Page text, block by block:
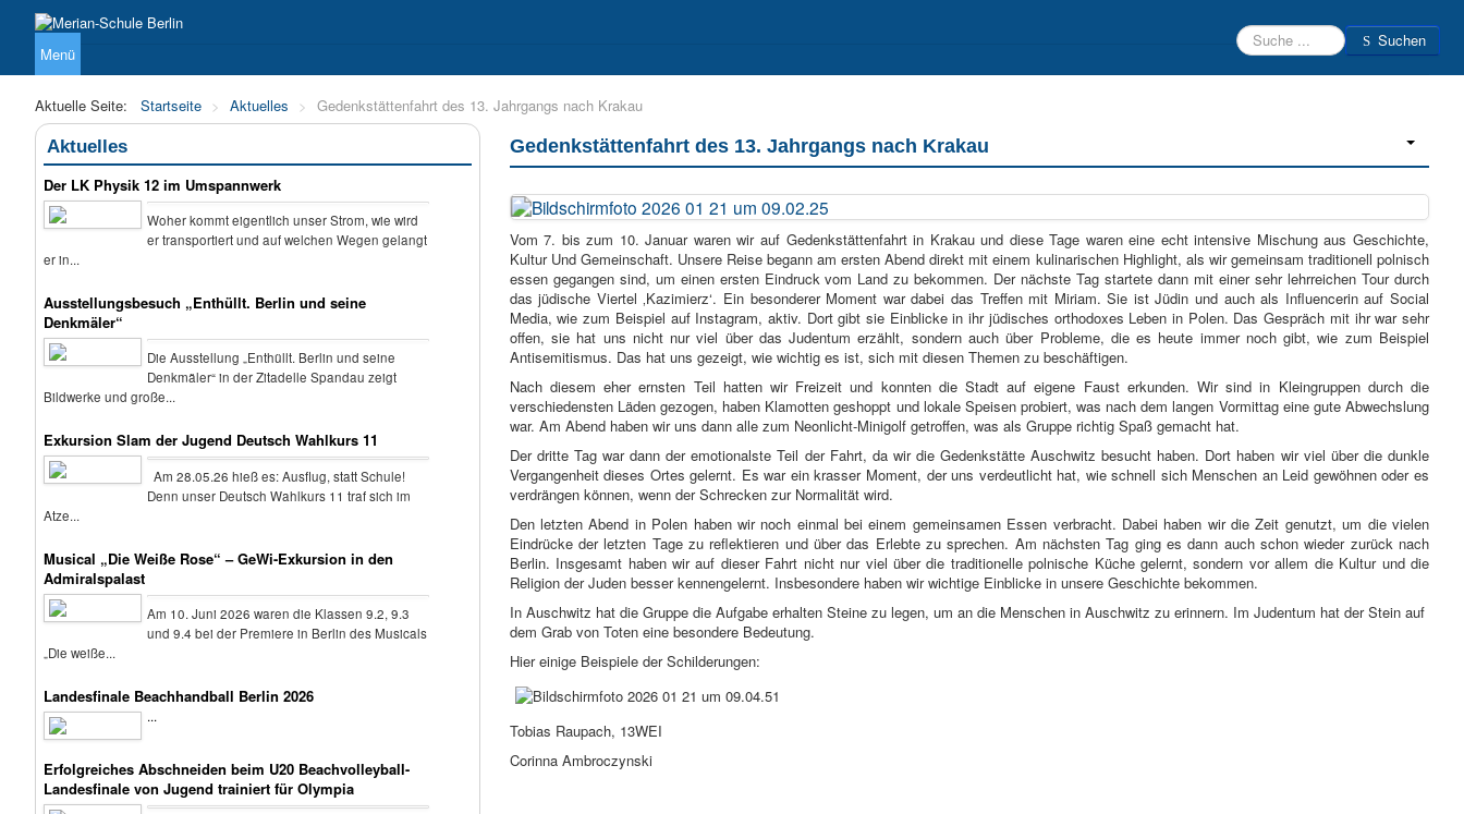
Suchen Suchen
Menü
Aktuelle Seite: Startseite > Aktuelles > Gedenkstättenfahrt des 13. Jahrgangs nach Krakau
Aktuelles
Der LK Physik 12 im Umspannwerk
Woher kommt eigentlich unser Strom, wie wird
er transportiert und auf welchen Wegen gelangt
er in...
Ausstellungsbesuch „Enthüllt. Berlin und seine
Denkmäler“
Die Ausstellung „Enthüllt. Berlin und seine
Denkmäler“ in der Zitadelle Spandau zeigt
Bildwerke und große...
Exkursion Slam der Jugend Deutsch Wahlkurs 11
Am 28.05.26 hieß es: Ausflug, statt Schule!
Denn unser Deutsch Wahlkurs 11 traf sich im
Atze...
Musical „Die Weiße Rose“ – GeWi-Exkursion in den
Admiralspalast
Am 10. Juni 2026 waren die Klassen 9.2, 9.3
und 9.4 bei der Premiere in Berlin des Musicals
„Die weiße...
Landesfinale Beachhandball Berlin 2026
...
Erfolgreiches Abschneiden beim U20 Beachvolleyball-
Landesfinale von Jugend trainiert für Olympia
Gedenkstättenfahrt des 13. Jahrgangs nach Krakau
Vom 7. bis zum 10. Januar waren wir auf Gedenkstättenfahrt in Krakau und diese Tage waren eine echt intensive Mischung aus Geschichte,
Kultur Und Gemeinschaft. Unsere Reise begann am ersten Abend direkt mit einem kulinarischen Highlight, als wir gemeinsam traditionell polnisch
essen gegangen sind, um einen ersten Eindruck vom Land zu bekommen. Der nächste Tag startete dann mit einer sehr lehrreichen Tour durch
das jüdische Viertel ‚Kazimierz‘. Ein besonderer Moment war dabei das Treffen mit Miriam. Sie ist Jüdin und auch als Influencerin auf Social
Media, wie zum Beispiel auf Instagram, aktiv. Dort gibt sie Einblicke in ihr jüdisches orthodoxes Leben in Polen. Das Gespräch mit ihr war sehr
offen, sie hat uns nicht nur viel über das Judentum erzählt, sondern auch über Probleme, die es heute immer noch gibt, wie zum Beispiel
Antisemitismus. Das hat uns gezeigt, wie wichtig es ist, sich mit diesen Themen zu beschäftigen.
Nach diesem eher ernsten Teil hatten wir Freizeit und konnten die Stadt auf eigene Faust erkunden. Wir sind in Kleingruppen durch die
verschiedensten Läden gezogen, haben Klamotten geshoppt und lokale Speisen probiert, was nach dem langen Vormittag eine gute Abwechslung
war. Am Abend haben wir uns dann alle zum Neonlicht-Minigolf getroffen, was als Gruppe richtig Spaß gemacht hat.
Der dritte Tag war dann der emotionalste Teil der Fahrt, da wir die Gedenkstätte Auschwitz besucht haben. Dort haben wir viel über die dunkle
Vergangenheit dieses Ortes gelernt. Es war ein krasser Moment, der uns verdeutlicht hat, wie schnell sich Menschen an Leid gewöhnen oder es
verdrängen können, wenn der Schrecken zur Normalität wird.
Den letzten Abend in Polen haben wir noch einmal bei einem gemeinsamen Essen verbracht. Dabei haben wir die Zeit genutzt, um die vielen
Eindrücke der letzten Tage zu reflektieren und über das Erlebte zu sprechen. Am nächsten Tag ging es dann auch schon wieder zurück nach
Berlin. Insgesamt haben wir auf dieser Fahrt nicht nur viel über die traditionelle polnische Küche gelernt, sondern vor allem die Kultur und die
Religion der Juden besser kennengelernt. Insbesondere haben wir wichtige Einblicke in unsere Geschichte bekommen.
In Auschwitz hat die Gruppe die Aufgabe erhalten Steine zu legen, um an die Menschen in Auschwitz zu erinnern. Im Judentum hat der Stein auf
dem Grab von Toten eine besondere Bedeutung.
Hier einige Beispiele der Schilderungen:
Tobias Raupach, 13WEI
Corinna Ambroczynski